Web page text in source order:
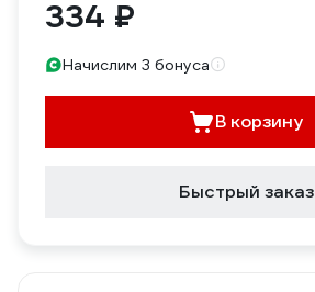
334 ₽
Начислим 3 бонуса
В корзину
Быстрый заказ